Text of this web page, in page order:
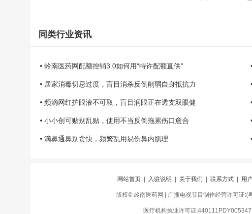
同类行业资讯
• 岭南医药网配额控销3.0如何用“特许配额直供”
• 居家消毒切忌过度，盲目消杀反倒削弱自身抵抗力
• 频滴网红护眼液不可取，盲目润眼正在透支双眼健
• 小小创可贴别乱贴，使用不当反倒拖累伤口愈合
• 滴鼻通鼻别贪快，频繁乱用易伤鼻内肌理
网站首页 入驻说明 关于我们 联系方式 用
版权© 岭南医药网 | 广播电视节目制作经营许可证
医疗机构执业许可证